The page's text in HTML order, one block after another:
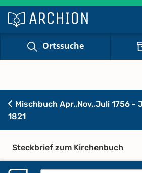
Ortssuche
Mischbuch Apr.,Nov.,Juli 1756 -
1821
Steckbrief zum Kirchenbuch